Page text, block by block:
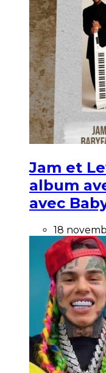
Jam et
album
avec
18